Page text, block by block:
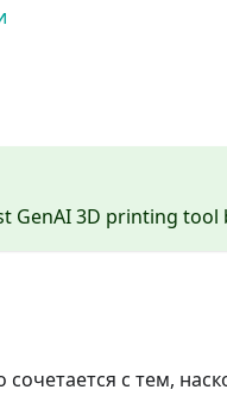
GenAI 3D printing tool
сочетается с тем,